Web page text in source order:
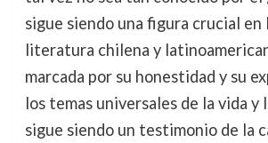
sigue siendo una figura crucial en
literatura chilena y
marcada por su honestidad y su
los temas universales de la vida y
sigue siendo un testimonio de la